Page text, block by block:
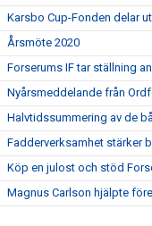
Karsbo Cup-Fonden delar
Årsmöte 2020
Forserums IF tar ställning
Nyårsmeddelande från
Halvtidssummering av de
Fadderverksamhet stärker
Köp en julost och stöd
Magnus Carlson hjälpte